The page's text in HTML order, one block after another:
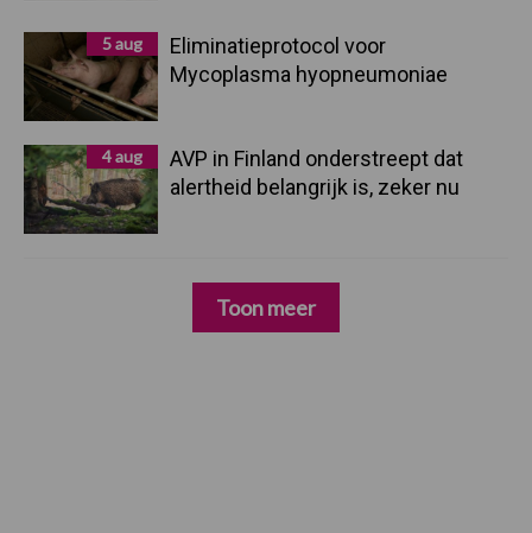
5 aug
Eliminatieprotocol voor
Mycoplasma hyopneumoniae
4 aug
AVP in Finland onderstreept dat
alertheid belangrijk is, zeker nu
Toon meer